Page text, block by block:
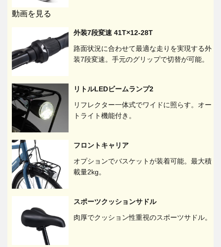
動画を見る
外装7段変速 41T×12-28T
路面状況に合わせて最適な走りを実現する外
装7段変速。手元のグリップで切替が可能。
リトルLEDビームランプ2
リフレクター一体式でワイドに照らす。オー
トライト機能付き。
フロントキャリア
オプションでバスケットが装着可能。最大積
載量2kg。
スポーツクッションサドル
肉厚でクッション性重視のスポーツサドル。